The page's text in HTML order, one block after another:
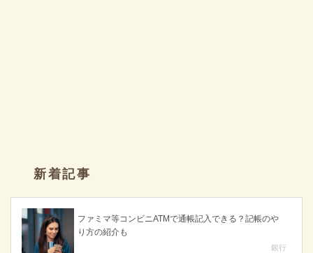
新着記事
ファミマ等コンビニATMで通帳記入できる？記帳のや
り方の紹介も
銀行